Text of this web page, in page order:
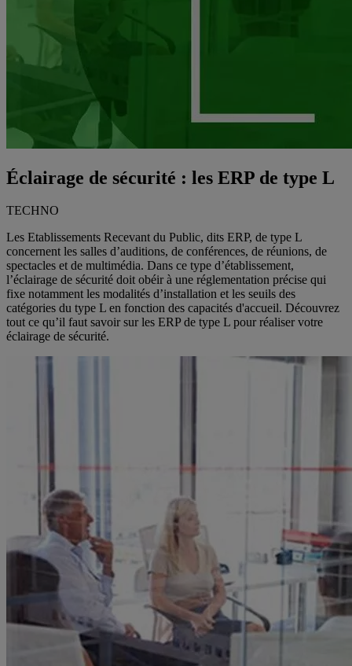
Éclairage de sécurité : les ERP de type L
TECHNO
Les Etablissements Recevant du Public, dits ERP, de type L
concernent les salles d’auditions, de conférences, de réunions, de
spectacles et de multimédia. Dans ce type d’établissement,
l’éclairage de sécurité doit obéir à une réglementation précise qui
fixe notamment les modalités d’installation et les seuils des
catégories du type L en fonction des capacités d'accueil. Découvrez
tout ce qu’il faut savoir sur les ERP de type L pour réaliser votre
éclairage de sécurité.